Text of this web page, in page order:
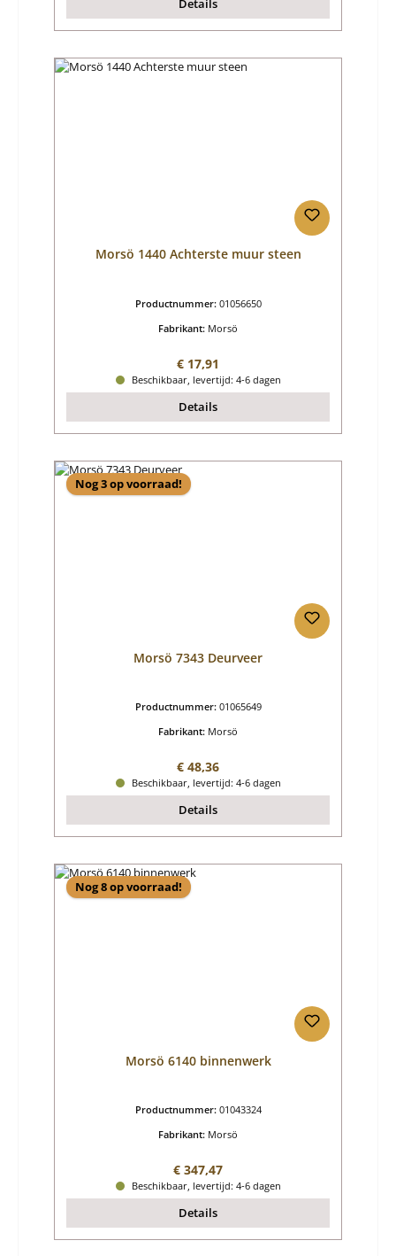
Details
Morsö 1440 Achterste muur steen
Productnummer: 01056650
Fabrikant: Morsö
Normale prijs:
€ 17,91
Beschikbaar, levertijd: 4-6 dagen
Details
Nog 3 op voorraad!
Morsö 7343 Deurveer
Productnummer: 01065649
Fabrikant: Morsö
Normale prijs:
€ 48,36
Beschikbaar, levertijd: 4-6 dagen
Details
Nog 8 op voorraad!
Morsö 6140 binnenwerk
Productnummer: 01043324
Fabrikant: Morsö
Normale prijs:
€ 347,47
Beschikbaar, levertijd: 4-6 dagen
Details